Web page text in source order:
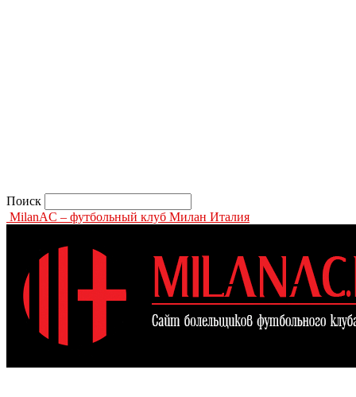
Поиск
MilanAC – футбольный клуб Милан Италия